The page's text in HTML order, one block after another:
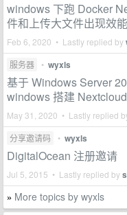
windows 下跑 Docker
件和上传大文件出现效
Feb 6, 2020 • Lastly replied by
服务器 • wyxls
基于 Windows Server
windows 搭建
May 31, 2020 • Lastly replied
分享邀请码 • wyxls
DigitalOcean 注册邀请
Jul 5, 2015 • Lastly replied by
» More topics by wyxls